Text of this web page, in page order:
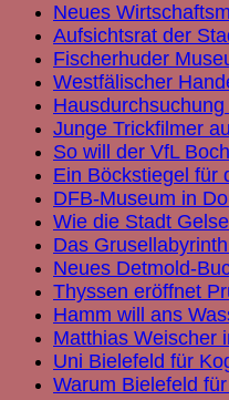
Neues
Aufsichtsrat der
Fischerhuder
Westfälischer
Junge Trickfilmer
So will der VfL
Ein Böckstiegel für
DFB-Museum in
Wie die Stadt
Das
Neues Detmold-
Thyssen eröffnet
Hamm will ans
Matthias Weischer
Uni Bielefeld für
Warum Bielefeld